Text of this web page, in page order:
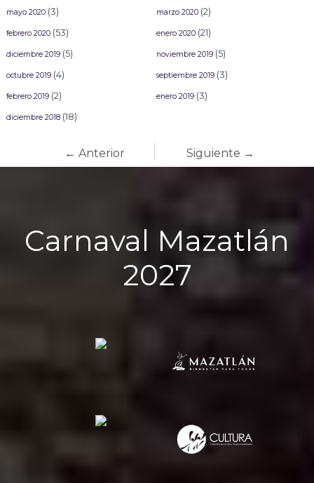
mayo 2020(3) marzo 2020(2)
febrero 2020(53) enero 2020(21)
diciembre 2019(5) noviembre 2019(5)
octubre 2019(4) septiembre 2019(3)
febrero 2019(2) enero 2019(3)
diciembre 2018(18)
← Anterior Siguiente →
Carnaval Mazatlán
2027